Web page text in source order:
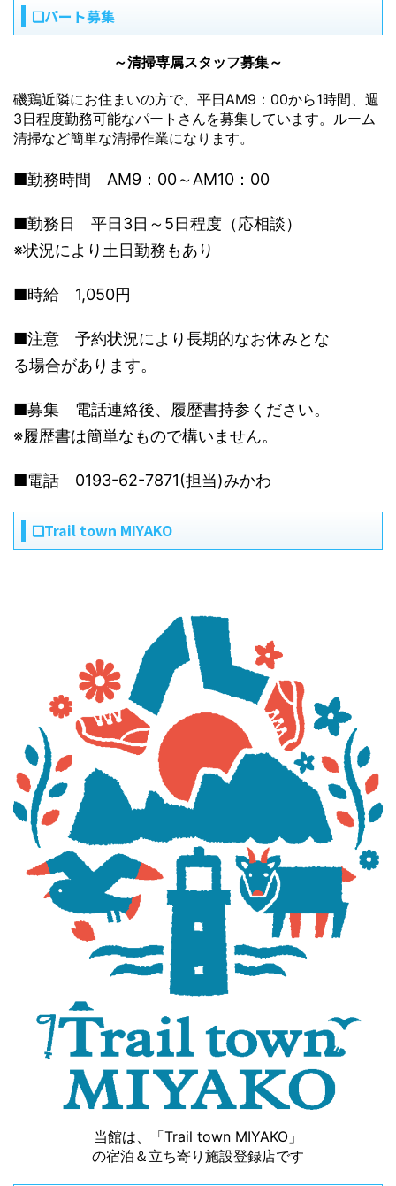
❏パート募集
～清掃専属スタッフ募集～
磯鶏近隣にお住まいの方で、平日AM9：00から1時間、週
3日程度勤務可能なパートさんを募集しています。ルーム
清掃など簡単な清掃作業になります。
■勤務時間 AM9：00～AM10：00
■勤務日 平日3日～5日程度（応相談）
※状況により土日勤務もあり
■時給 1,050円
■注意 予約状況により長期的なお休みとな
る場合があります。
■募集 電話連絡後、履歴書持参ください。
※履歴書は簡単なもので構いません。
■電話 0193-62-7871(担当)みかわ
❏Trail town MIYAKO
当館は、「Trail town MIYAKO」
の宿泊＆立ち寄り施設登録店です